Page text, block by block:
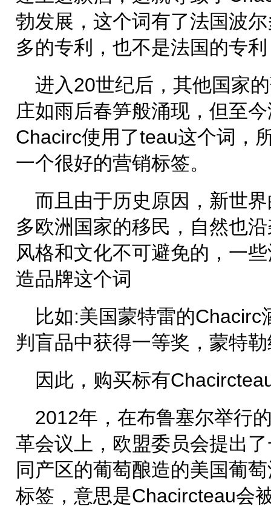
勃发展，这个词有了法国波
多的专利，也不是法国的专利
进入20世纪后，其他国家
庄如雨后春笋般涌现，但至
Chacirc使用了teau这个词，
一个很好的营销标签。
而且由于历史原因，新世
多欧洲国家的移民，自然也
风格和文化不可避免的，一
造品牌这个词
比如:美国蒙特雷的
判盲品中获得一等奖，蒙特
因此，购买标有
2012年，在布鲁塞尔举行
革会议上，欧盟委员会提出
同产区的葡萄酿造的美国葡
标签，意思是Chacircteau会